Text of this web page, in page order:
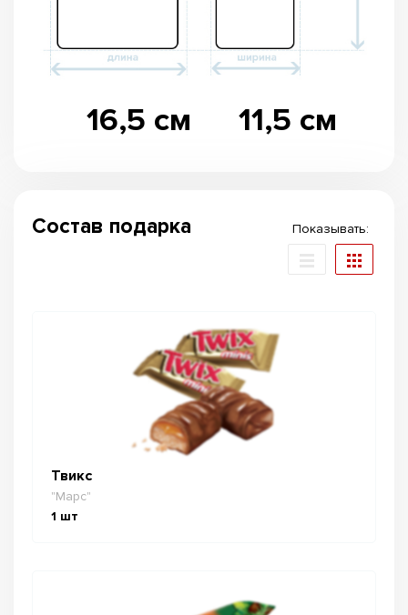
16,5 см 11,5 см
Состав подарка Показывать:
Твикс
"Марс"
1 шт